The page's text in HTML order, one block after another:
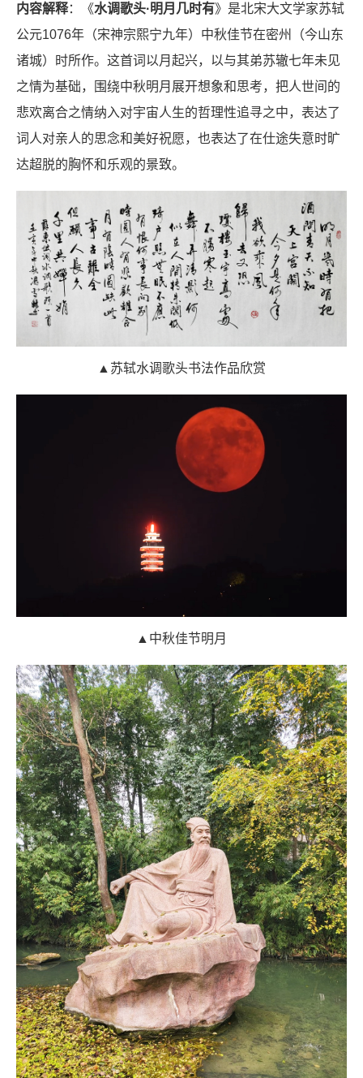
内容解释：《水调歌头·明月几时有》是北宋大文学家苏轼
公元1076年（宋神宗熙宁九年）中秋佳节在密州（今山东
诸城）时所作。这首词以月起兴，以与其弟苏辙七年未见
之情为基础，围绕中秋明月展开想象和思考，把人世间的
悲欢离合之情纳入对宇宙人生的哲理性追寻之中，表达了
词人对亲人的思念和美好祝愿，也表达了在仕途失意时旷
达超脱的胸怀和乐观的景致。
▲苏轼水调歌头书法作品欣赏
▲中秋佳节明月